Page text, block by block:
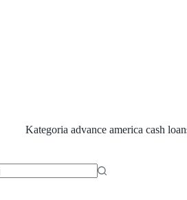
Kategoria advance america cash